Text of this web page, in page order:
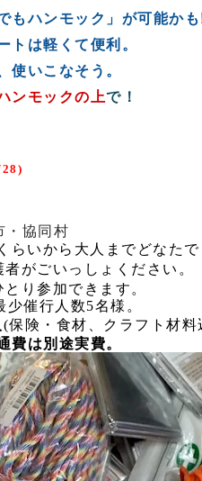
もハンモック」が可能か
トは軽くて便利。
使いこなそう。
ンモックの上で！
28)
・協同村
らいから大人までどなたで
がごいっしょください。
り参加できます。
少催行人数5名様。
(保険・食材、クラフト材料
費は別途実費。